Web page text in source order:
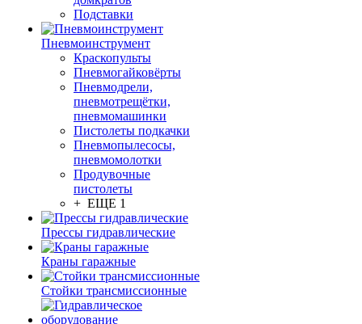
Подставки
Пневмоинструмент
Краскопульты
Пневмогайковёрты
Пневмодрели,
пневмотрещётки,
пневмомашинки
Пистолеты подкачки
Пневмопылесосы,
пневмомолотки
Продувочные
пистолеты
+ ЕЩЕ 1
Прессы гидравлические
Краны гаражные
Стойки трансмиссионные